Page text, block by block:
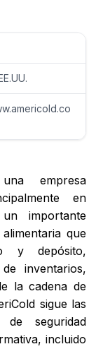
empresa
en
importante
que
y depósito,
inventarios,
la cadena de
sigue las
seguridad
incluido